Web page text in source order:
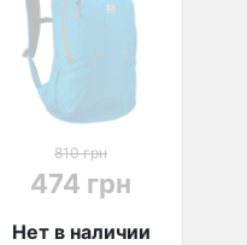
810 грн
474 грн
Нет в наличии